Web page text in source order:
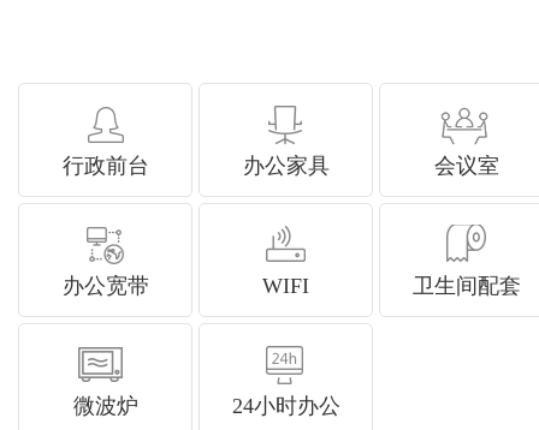
行政前台 办公家具 会议室
办公宽带 WIFI 卫生间配套
微波炉 24小时办公